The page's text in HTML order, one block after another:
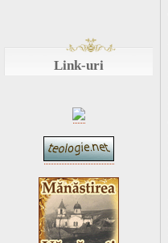
Link-uri